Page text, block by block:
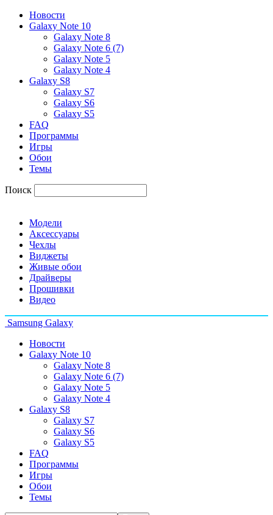
Новости
Galaxy Note 10
Galaxy Note 8
Galaxy Note 6 (7)
Galaxy Note 5
Galaxy Note 4
Galaxy S8
Galaxy S7
Galaxy S6
Galaxy S5
FAQ
Программы
Игры
Обои
Темы
Поиск
Модели
Аксессуары
Чехлы
Виджеты
Живые обои
Драйверы
Прошивки
Видео
Samsung Galaxy
Новости
Galaxy Note 10
Galaxy Note 8
Galaxy Note 6 (7)
Galaxy Note 5
Galaxy Note 4
Galaxy S8
Galaxy S7
Galaxy S6
Galaxy S5
FAQ
Программы
Игры
Обои
Темы